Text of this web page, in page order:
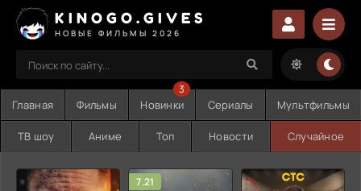
KINOGO.GIVES
НОВЫЕ ФИЛЬМЫ 2026
Главная Фильмы Новинки
3
Сериалы Мультфильмы
ТВ шоу Аниме Топ Новости Случайное
7.21